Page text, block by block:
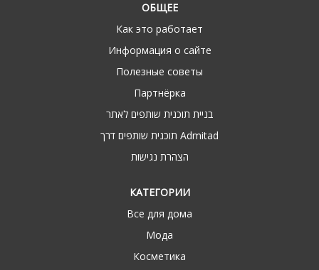
ОБЩЕЕ
Как это работает
Информация о сайте
Полезные советы
Партнёрка
בניית תוכנית שותפים לאתר
תוכנית שותפים דרך Admitad
הצהרת נגישות
КАТЕГОРИИ
Все для дома
Мода
Косметика